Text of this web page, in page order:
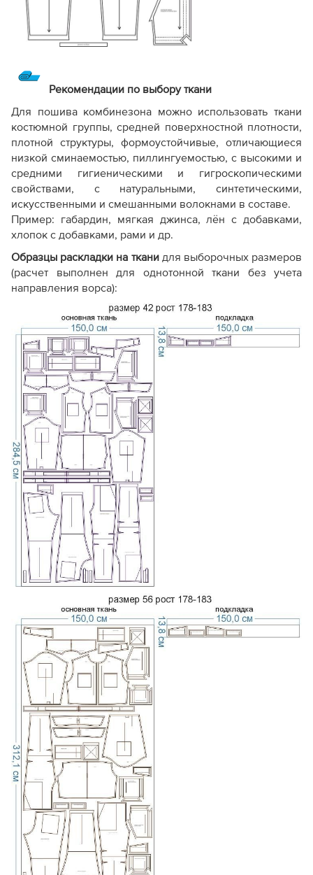
Рекомендации по выбору ткани
Для пошива комбинезона можно использовать ткани
костюмной группы, средней поверхностной плотности,
плотной структуры, формоустойчивые, отличающиеся
низкой сминаемостью, пиллингуемостью, с высокими и
средними гигиеническими и гигроскопическими
свойствами, с натуральными, синтетическими,
искусственными и смешанными волокнами в составе.
Пример: габардин, мягкая джинса, лён с добавками,
хлопок с добавками, рами и др.
Образцы раскладки на ткани для выборочных размеров
(расчет выполнен для однотонной ткани без учета
направления ворса):